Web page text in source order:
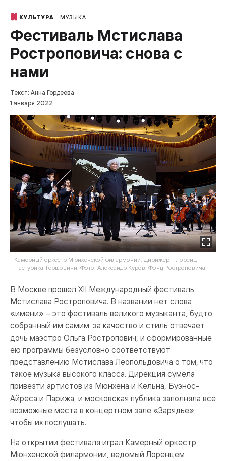
КУЛЬТУРА МУЗЫКА
Фестиваль Мстислава
Ростроповича: снова с
нами
Текст: Анна Гордеева
1 января 2022
Камерный оркестр Мюнхенской филармонии. Дирижер – Лоренц
Настурика-Гершовичи. Фото: Александр Куров. Фонд Ростроповича
В Москве прошел XII Международный фестиваль
Мстислава Ростроповича. В названии нет слова
«имени» – это фестиваль великого музыканта, будто
собранный им самим: за качество и стиль отвечает
дочь маэстро Ольга Ростропович, и сформированные
ею программы безусловно соответствуют
представлению Мстислава Леопольдовича о том, что
такое музыка высокого класса. Дирекция сумела
привезти артистов из Мюнхена и Кельна, Буэнос-
Айреса и Парижа, и московская публика заполняла все
возможные места в концертном зале «Зарядье»,
чтобы их послушать.
На открытии фестиваля играл Камерный оркестр
Мюнхенской филармонии, ведомый Лоренцем